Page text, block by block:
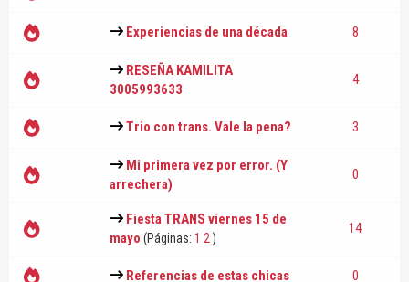
Experiencias de una década 8
RESEÑA KAMILITA
3005993633
4
Trio con trans. Vale la pena? 3
Mi primera vez por error. (Y
arrechera)
0
Fiesta TRANS viernes 15 de
mayo (Páginas: 1 2 )
14
Referencias de estas chicas 0